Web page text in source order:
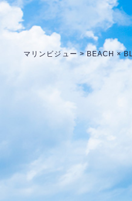
マリンビジュー> BEACH ×